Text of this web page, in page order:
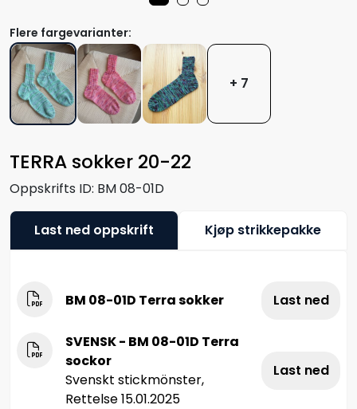
TERRA sokker 20-22
Oppskrifts ID: BM 08-01D
Flere fargevarianter:
+ 7
Last ned oppskrift Kjøp strikkepakke
BM 08-01D Terra sokker Last ned
SVENSK - BM 08-01D Terra
sockor
Svenskt stickmönster,
Rettelse 15.01.2025
Last ned